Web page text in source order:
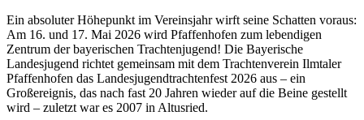
Ein absoluter Höhepunkt im Vereinsjahr wirft seine Schatten voraus:
Am 16. und 17. Mai 2026 wird Pfaffenhofen zum lebendigen
Zentrum der bayerischen Trachtenjugend! Die Bayerische
Landesjugend richtet gemeinsam mit dem Trachtenverein Ilmtaler
Pfaffenhofen das Landesjugendtrachtenfest 2026 aus – ein
Großereignis, das nach fast 20 Jahren wieder auf die Beine gestellt
wird – zuletzt war es 2007 in Altusried.